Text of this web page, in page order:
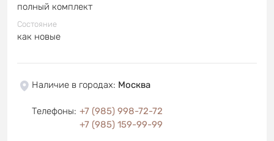
полный комплект
Состояние
как новые
Наличие в городах: Москва
Телефоны: +7 (985) 998-72-72
+7 (985) 159-99-99